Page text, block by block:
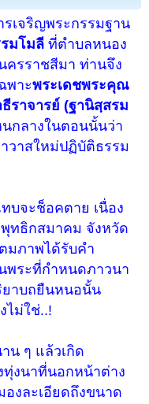
เจริญพระกรรมฐาน
มโมลี ที่ตำบลหนอง
ครราชสีมา ท่านจึง
พาะพระเดชพระคุณ
ราจารย์ (ฐานิสฺสรม
กลางในตอนนั้นว่า
วาสใหม่ปฏิบัติธรรม
บจะช็อคตาย เนื่อง
ทธิกสมาคม จังหวัด
มภาพได้รับคำ
พระที่กำหนดภาวนา
ยาบถยืนหนอนั้น
ไม่ใช่..!
น ๆ แล้วเกิด
ทุ่งนาที่นอกหน้าต่าง
งละเอียดถึงขนาด